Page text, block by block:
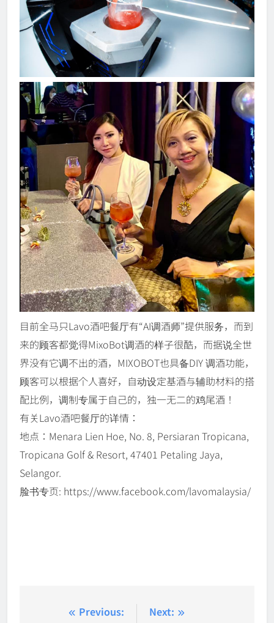
目前全马只Lavo酒吧餐厅有“AI调酒师”提供服务，而到
来的顾客都觉得MixoBot调酒的样子很酷，而据说全世
界没有它调不出的酒，MIXOBOT也具备DIY 调酒功能，
顾客可以根据个人喜好，自动设定基酒与辅助材料的搭
配比例，调制专属于自己的，独一无二的鸡尾酒！
有关Lavo酒吧餐厅的详情：
地点：Menara Lien Hoe, No. 8, Persiaran Tropicana,
Tropicana Golf & Resort, 47401 Petaling Jaya,
Selangor.
脸书专页: https://www.facebook.com/lavomalaysia/
Previous:
Next: